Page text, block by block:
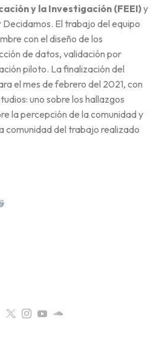
y la Investigación (FEEI)y
El trabajo del equipo
con el diseño de los
de datos, validación por
piloto. La finalización del
el mes de febrero del 2021, con
uno sobre los hallazgos
la percepción de la comunidad y
comunidad del trabajo realizado